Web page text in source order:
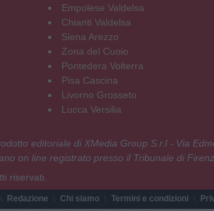
Empolese Valdelsa
Chianti Valdelsa
Siena Arezzo
Zona del Cuoio
Pontedera Volterra
Pisa Cascina
Livorno Grosseto
Lucca Versilia
editoriale di XMedia Group S.r.l - Via
on line registrato presso il Tribunale di
riservati.
Redazione Chi siamo Termini e condizioni